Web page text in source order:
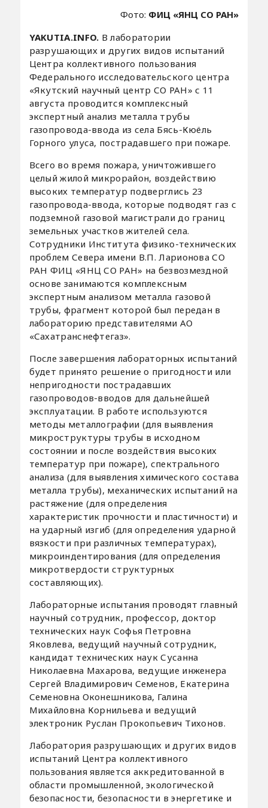
Фото: ФИЦ «ЯНЦ СО РАН»
YAKUTIA.INFO. В лаборатории
разрушающих и других видов испытаний
Центра коллективного пользования
Федерального исследовательского центра
«Якутский научный центр СО РАН» с 11
августа проводится комплексный
экспертный анализ металла трубы
газопровода-ввода из села Бясь-Кюёль
Горного улуса, пострадавшего при пожаре.
Всего во время пожара, уничтожившего
целый жилой микрорайон, воздействию
высоких температур подверглись 23
газопровода-ввода, которые подводят газ с
подземной газовой магистрали до границ
земельных участков жителей села.
Сотрудники Института физико-технических
проблем Севера имени В.П. Ларионова СО
РАН ФИЦ «ЯНЦ СО РАН» на безвозмездной
основе занимаются комплексным
экспертным анализом металла газовой
трубы, фрагмент которой был передан в
лабораторию представителями АО
«Сахатранснефтегаз».
После завершения лабораторных испытаний
будет принято решение о пригодности или
непригодности пострадавших
газопроводов-вводов для дальнейшей
эксплуатации. В работе используются
методы металлографии (для выявления
микроструктуры трубы в исходном
состоянии и после воздействия высоких
температур при пожаре), спектрального
анализа (для выявления химического состава
металла трубы), механических испытаний на
растяжение (для определения
характеристик прочности и пластичности) и
на ударный изгиб (для определения ударной
вязкости при различных температурах),
микроиндентирования (для определения
микротвердости структурных
составляющих).
Лабораторные испытания проводят главный
научный сотрудник, профессор, доктор
технических наук Софья Петровна
Яковлева, ведущий научный сотрудник,
кандидат технических наук Сусанна
Николаевна Махарова, ведущие инженера
Сергей Владимирович Семенов, Екатерина
Семеновна Оконешникова, Галина
Михайловна Корнильева и ведущий
электроник Руслан Прокопьевич Тихонов.
Лаборатория разрушающих и других видов
испытаний Центра коллективного
пользования является аккредитованной в
области промышленной, экологической
безопасности, безопасности в энергетике и